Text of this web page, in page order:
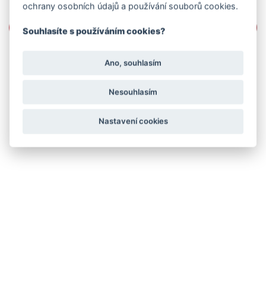
ochrany osobních údajů a používání souborů cookies.
Souhlasíte s používáním cookies?
Ano, souhlasím
Nesouhlasím
Nastavení cookies